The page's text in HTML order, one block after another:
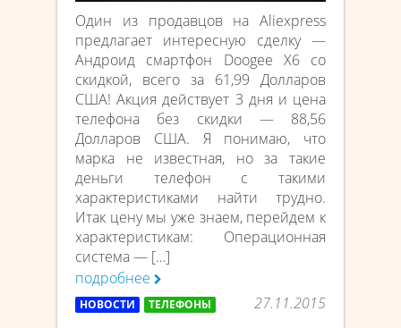
Один из продавцов на Aliexpress
предлагает интересную сделку —
Андроид смартфон Doogee X6 со
скидкой, всего за 61,99 Долларов
США! Акция действует 3 дня и цена
телефона без скидки — 88,56
Долларов США. Я понимаю, что
марка не известная, но за такие
деньги телефон с такими
характеристиками найти трудно.
Итак цену мы уже знаем, перейдем к
характеристикам: Операционная
система — […]
подробнее
НОВОСТИ ТЕЛЕФОНЫ 27.11.2015